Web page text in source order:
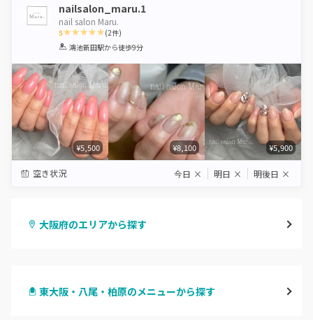
nailsalon_maru.1
nail salon Maru.
5
1 2 3 4 5
(2件)
鴻池新田駅から徒歩9分
¥5,500 ¥8,100 ¥5,900
空き状況 今日 × 明日 × 明後日 ×
大阪府のエリアから探す
心斎橋・南船場・アメ村
東大阪・八尾・柏原のメニューから探す